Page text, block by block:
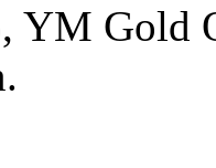
YM Gold